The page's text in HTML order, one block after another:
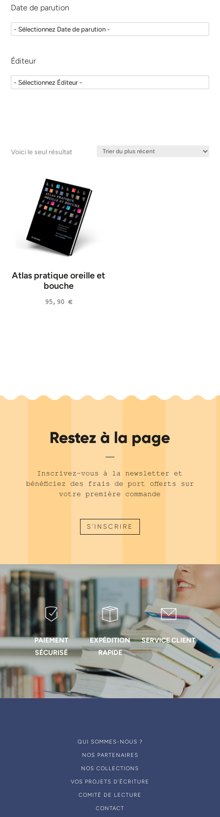
Date de parution
Éditeur
Voici le seul résultat
Atlas pratique oreille et
bouche
95,90€
Restez à la page
Inscrivez-vous à la newsletter et
bénéficiez des frais de port offerts sur
votre première commande
S'INSCRIRE
PAIEMENT
SÉCURISÉ
EXPÉDITION
RAPIDE
SERVICE CLIENT
QUI SOMMES-NOUS ?
NOS PARTENAIRES
NOS COLLECTIONS
VOS PROJETS D’ÉCRITURE
COMITÉ DE LECTURE
CONTACT